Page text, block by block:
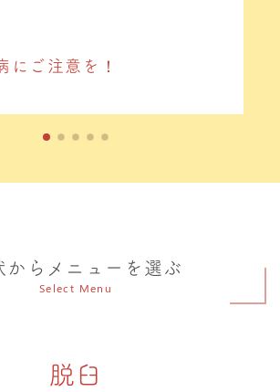
にご注意を！
からメニューを選ぶ
Select Menu
脱臼